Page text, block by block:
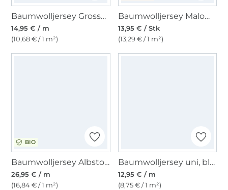
Baumwolljersey Grosse Streifenliebe, rot - weiß
14,95 € / m
(10,68 € / 1 m²)
Baumwolljersey Malomi Panel Feuerdrache 150 x 70 cm
13,95 € / Stk
(13,29 € / 1 m²)
BIO
Baumwolljersey Albstoffe Hamburger Liebe Botanical Herbs, Wildwiese
26,95 € / m
(16,84 € / 1 m²)
Baumwolljersey uni, blassmint
12,95 € / m
(8,75 € / 1 m²)